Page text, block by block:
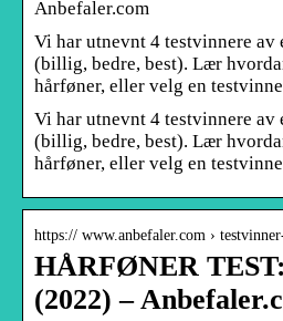
Anbefaler.com
Vi har utnevnt 4 testvinnere
(billig, bedre, best). Lær
hårføner, eller velg en
Vi har utnevnt 4 testvinnere
(billig, bedre, best). Lær
hårføner, eller velg en
https:// www.anbefaler.com ›
HÅRFØNER
(2022) –